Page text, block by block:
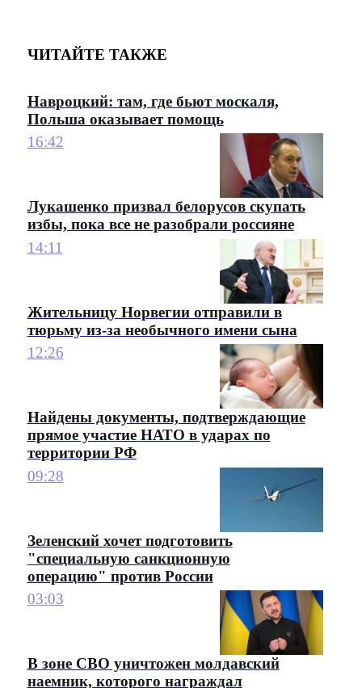
ЧИТАЙТЕ ТАКЖЕ
Навроцкий: там, где бьют москаля,
Польша оказывает помощь
16:42
Лукашенко призвал белорусов скупать
избы, пока все не разобрали россияне
14:11
Жительницу Норвегии отправили в
тюрьму из-за необычного имени сына
12:26
Найдены документы, подтверждающие
прямое участие НАТО в ударах по
территории РФ
09:28
Зеленский хочет подготовить
"специальную санкционную
операцию" против России
03:03
В зоне СВО уничтожен молдавский
наемник, которого награждал